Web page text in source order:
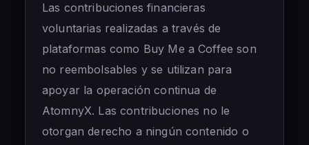
Las contribuciones financieras
voluntarias realizadas a través de
plataformas como Buy Me a Coffee son
no reembolsables y se utilizan para
apoyar la operación continua de
AtomnyX. Las contribuciones no le
otorgan derecho a ningún contenido o